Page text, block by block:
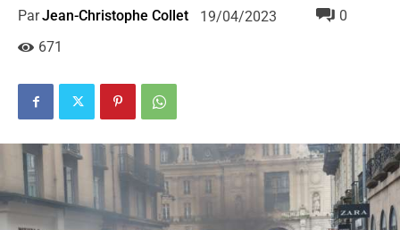
ParJean-Christophe Collet 19/04/2023
0
671